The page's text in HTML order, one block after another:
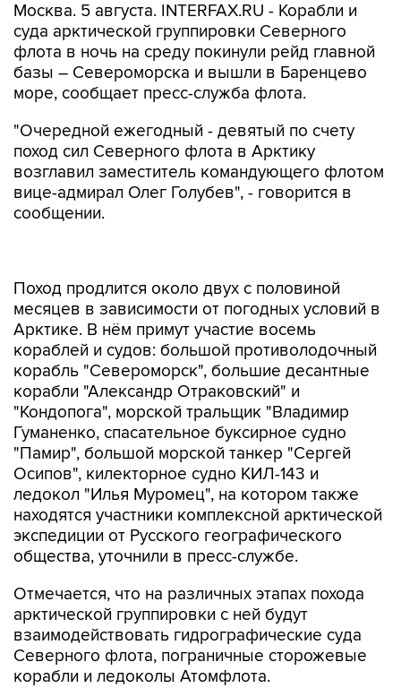
Москва. 5 августа. INTERFAX.RU - Корабли и
суда арктической группировки Северного
флота в ночь на среду покинули рейд главной
базы – Североморска и вышли в Баренцево
море, сообщает пресс-служба флота.
"Очередной ежегодный - девятый по счету
поход сил Северного флота в Арктику
возглавил заместитель командующего флотом
вице-адмирал Олег Голубев", - говорится в
сообщении.
Поход продлится около двух с половиной
месяцев в зависимости от погодных условий в
Арктике. В нём примут участие восемь
кораблей и судов: большой противолодочный
корабль "Североморск", большие десантные
корабли "Александр Отраковский" и
"Кондопога", морской тральщик "Владимир
Гуманенко, спасательное буксирное судно
"Памир", большой морской танкер "Сергей
Осипов", килекторное судно КИЛ-143 и
ледокол "Илья Муромец", на котором также
находятся участники комплексной арктической
экспедиции от Русского географического
общества, уточнили в пресс-службе.
Отмечается, что на различных этапах похода
арктической группировки с ней будут
взаимодействовать гидрографические суда
Северного флота, пограничные сторожевые
корабли и ледоколы Атомфлота.